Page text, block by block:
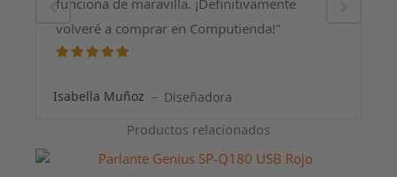
volveré a comprar en Computienda!"
Isabella Muñoz Diseñadora
Productos relacionados